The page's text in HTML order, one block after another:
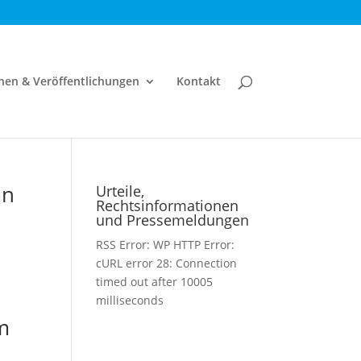
& Veröffentlichungen Kontakt
Urteile,
Rechtsinformationen
und Pressemeldungen
RSS Error: WP HTTP Error:
cURL error 28: Connection
timed out after 10005
milliseconds